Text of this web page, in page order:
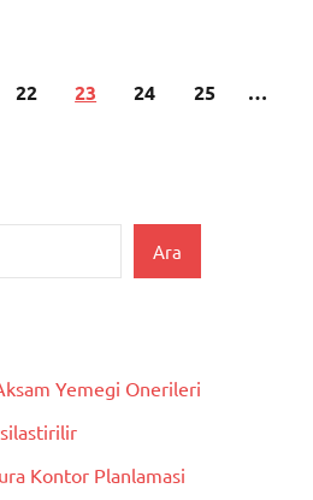
22 23 24 25
…
Ara
Yemegi Onerileri
Kontor Planlamasi